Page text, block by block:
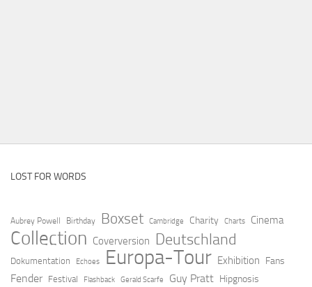
LOST FOR WORDS
Aubrey Powell Birthday Boxset Cambridge Charity Charts Cinema
Collection Coverversion Deutschland
Dokumentation Echoes Europa-Tour Exhibition Fans
Fender Festival Flashback Gerald Scarfe Guy Pratt Hipgnosis